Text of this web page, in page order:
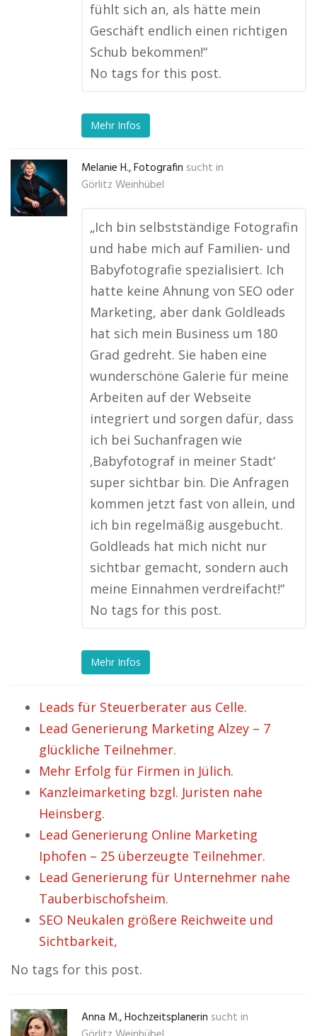
fühlt sich an, als hätte mein
Geschäft endlich einen richtigen
Schub bekommen!“
No tags for this post.
Mehr Infos
Melanie H., Fotografin sucht in
Görlitz Weinhübel
„Ich bin selbstständige Fotografin
und habe mich auf Familien- und
Babyfotografie spezialisiert. Ich
hatte keine Ahnung von SEO oder
Marketing, aber dank Goldleads
hat sich mein Business um 180
Grad gedreht. Sie haben eine
wunderschöne Galerie für meine
Arbeiten auf der Webseite
integriert und sorgen dafür, dass
ich bei Suchanfragen wie
‚Babyfotograf in meiner Stadt‘
super sichtbar bin. Die Anfragen
kommen jetzt fast von allein, und
ich bin regelmäßig ausgebucht.
Goldleads hat mich nicht nur
sichtbar gemacht, sondern auch
meine Einnahmen verdreifacht!“
No tags for this post.
Mehr Infos
Leads für Steuerberater aus Celle.
Lead Generierung Marketing Alzey – 7
glückliche Teilnehmer.
Mehr Erfolg für Firmen in Jülich.
Kanzleimarketing bzgl. Juristen nahe
Heinsberg.
Lead Generierung Online Marketing
Iphofen – 25 überzeugte Teilnehmer.
Lead Generierung für Unternehmer nahe
Tauberbischofsheim.
SEO Neukalen größere Reichweite und
Sichtbarkeit,
No tags for this post.
Anna M., Hochzeitsplanerin sucht in